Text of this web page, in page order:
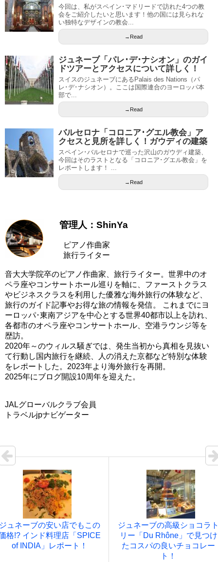
今回は、私がスペイン･マドリードで訪れた4つの教
会をご紹介したいと思います！他の国には見られな
い独特なデザインの教会...
→Read
ジュネーブ「パレ･デ･ナシオン」のガイ
ドツアーとアクセスについて詳しく！
スイスのジュネーブにあるPalais des Nations（パ
レ･デ･ナシオン）。ここは国際連合のヨーロッパ本
部で...
→Read
バルセロナ「コロニア･グエル教会」ア
クセスと見所を詳しく！ガウディの建築
スペイン･バルセロナで巡った沢山のガウディ建築、
今回はそのラストとなる「コロニア･グエル教会」を
レポートします！ ...
→Read
管理人：ShinYa
ピアノ作曲家
旅行ライター
音大大学院卒のピアノ作曲家、旅行ライター。世界中のオ
ペラ座やコンサートホール巡りを軸に、ファーストクラス
やビジネスクラスを利用した優雅な海外旅行の体験など、
旅行のガイド記事やお得な旅の情報を発信。 これまでにヨ
ーロッパ･東南アジアを中心とする世界40都市以上を訪れ、
各都市のオペラ座やコンサートホール、空港ラウンジ等を
歴訪。
2020年～のウィルス騒ぎでは、発生当初から真相を見抜い
て行動し国内旅行を継続、人の消えた京都など特別な体験
をレポートした。2023年より海外旅行を再開。
2025年にブログ開設10周年を迎えた。
JALグローバルクラブ会員
トラベルjpナビゲーター
ュネーブの安い店でもこの
格!? インド料理店「SPICE
of INDIA」レポート！
ジュネーブの高級ショコラ
リー「Du Rhône」で見つけ
たコスパの良いチョコレー
ト！